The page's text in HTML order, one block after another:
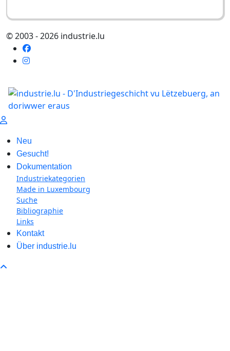
© 2003 - 2026 industrie.lu
Neu
Gesucht!
Dokumentation
Industriekategorien
Made in Luxembourg
Suche
Bibliographie
Links
Kontakt
Über industrie.lu